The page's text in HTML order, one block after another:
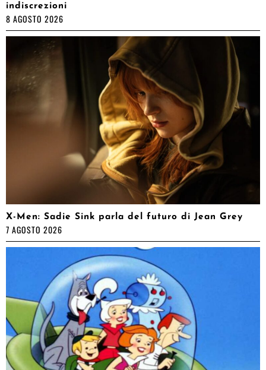
indiscrezioni
8 AGOSTO 2026
X-Men: Sadie Sink parla del futuro di Jean Grey
7 AGOSTO 2026